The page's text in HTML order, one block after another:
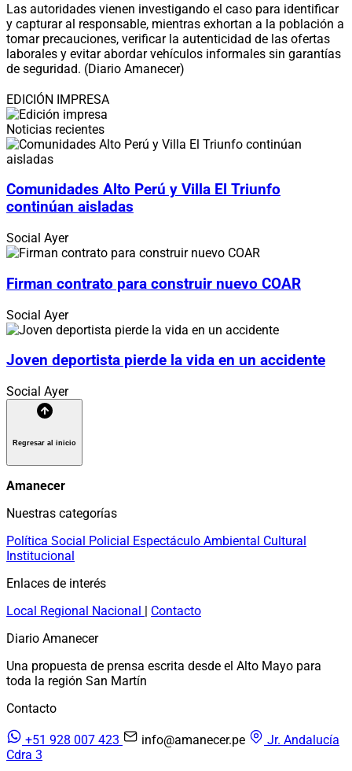
Las autoridades vienen investigando el caso para identificar
y capturar al responsable, mientras exhortan a la población a
tomar precauciones, verificar la autenticidad de las ofertas
laborales y evitar abordar vehículos informales sin garantías
de seguridad. (Diario Amanecer)
EDICIÓN IMPRESA
Noticias recientes
Comunidades Alto Perú y Villa El Triunfo
continúan aisladas
Social Ayer
Firman contrato para construir nuevo COAR
Social Ayer
Joven deportista pierde la vida en un accidente
Social Ayer
Regresar al inicio
Amanecer
Nuestras categorías
Política Social Policial Espectáculo Ambiental Cultural
Institucional
Enlaces de interés
Local Regional Nacional | Contacto
Diario Amanecer
Una propuesta de prensa escrita desde el Alto Mayo para
toda la región San Martín
Contacto
+51 928 007 423 info@amanecer.pe
Jr. Andalucía
Cdra 3